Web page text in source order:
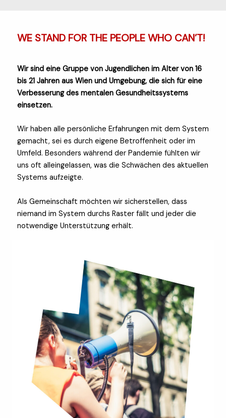
WE STAND FOR THE PEOPLE WHO CAN’T!
Wir sind eine Gruppe von Jugendlichen im Alter von 16
bis 21 Jahren aus Wien und Umgebung, die sich für eine
Verbesserung des mentalen Gesundheitssystems
einsetzen.
Wir haben alle persönliche Erfahrungen mit dem System
gemacht, sei es durch eigene Betroffenheit oder im
Umfeld. Besonders während der Pandemie fühlten wir
uns oft alleingelassen, was die Schwächen des aktuellen
Systems aufzeigte.
Als Gemeinschaft möchten wir sicherstellen, dass
niemand im System durchs Raster fällt und jeder die
notwendige Unterstützung erhält.